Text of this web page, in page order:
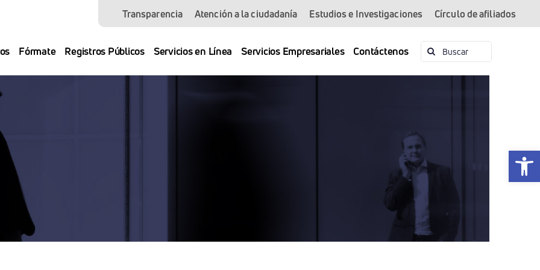
Abrir
Transparencia Atención a la ciudadanía Estudios e Investigaciones Círculo de afiliados
Fórmate Registros Públicos Servicios en Línea Servicios Empresariales Contáctenos Buscar: